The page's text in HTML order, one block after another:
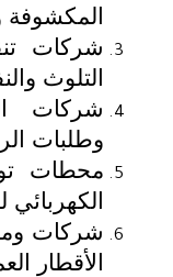
المكشوفة
شركات
التلوث
شركات
وطلبات
محطات
الكهربائي
شركات
الأقطار